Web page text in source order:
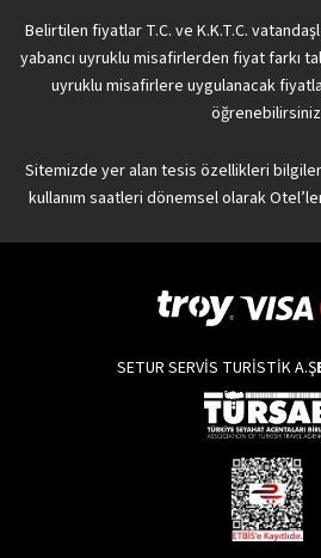
Belirtilen fiyatlar T.C. ve K.K.T.C.
yabancı uyruklu misafirlerden fiyat farkı
uyruklu misafirlere uygulanacak
Sitemizde yer alan tesis özellikleri
kullanım saatleri dönemsel olarak
SETUR SERVİS TURİSTİK A.Ş